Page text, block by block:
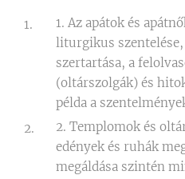
1. Az apátok és
liturgikus szentelése,
szertartása, a
(oltárszolgák) és
példa a
2. Templomok és
edények és ruhák
megáldása szintén